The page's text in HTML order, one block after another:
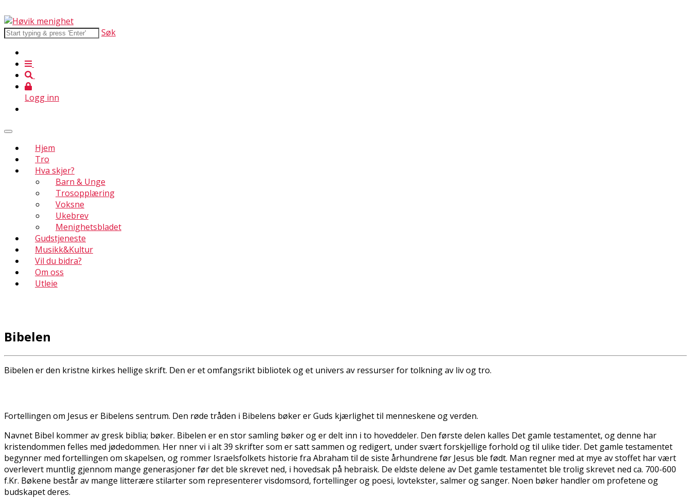
Søk
Logg inn
Hjem
Tro
Hva skjer?
Barn & Unge
Trosopplæring
Voksne
Ukebrev
Menighetsbladet
Gudstjeneste
Musikk&Kultur
Vil du bidra?
Om oss
Utleie
Bibelen
Bibelen er den kristne kirkes hellige skrift. Den er et omfangsrikt bibliotek og et univers av ressurser for tolkning av liv og tro.
Fortellingen om Jesus er Bibelens sentrum. Den røde tråden i Bibelens bøker er Guds kjærlighet til menneskene og verden.
Navnet Bibel kommer av gresk biblia; bøker. Bibelen er en stor samling bøker og er delt inn i to hoveddeler. Den første delen kalles Det gamle testamentet, og denne har
kristendommen felles med jødedommen. Her finner vi i alt 39 skrifter som er satt sammen og redigert, under svært forskjellige forhold og til ulike tider. Det gamle testamentet
begynner med fortellingen om skapelsen, og rommer Israelsfolkets historie fra Abraham til de siste århundrene før Jesus ble født. Man regner med at mye av stoffet har vært
overlevert muntlig gjennom mange generasjoner før det ble skrevet ned, i hovedsak på hebraisk. De eldste delene av Det gamle testamentet ble trolig skrevet ned ca. 700-600
f.Kr. Bøkene består av mange litterære stilarter som representerer visdomsord, fortellinger og poesi, lovtekster, salmer og sanger. Noen bøker handler om profetene og
budskapet deres.